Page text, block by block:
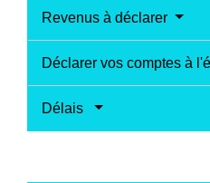
Revenus à déclarer
Déclarer vos comptes à
Délais